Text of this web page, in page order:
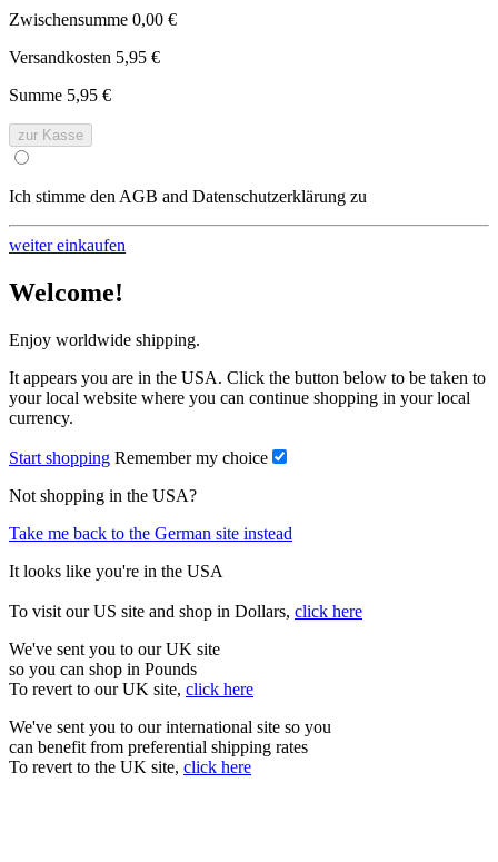
Zwischensumme 0,00 €
Versandkosten 5,95 €
Summe 5,95 €
zur Kasse
Ich stimme den AGB and Datenschutzerklärung zu
weiter einkaufen
Welcome!
Enjoy worldwide shipping.
It appears you are in the USA. Click the button below to be taken to
your local website where you can continue shopping in your local
currency.
Start shopping Remember my choice
Not shopping in the USA?
Take me back to the German site instead
It looks like you're in the USA
To visit our US site and shop in Dollars, click here
We've sent you to our UK site
so you can shop in Pounds
To revert to our UK site, click here
We've sent you to our international site so you
can benefit from preferential shipping rates
To revert to the UK site, click here